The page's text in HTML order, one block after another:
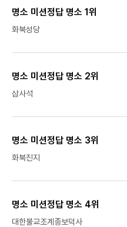
명소 미션정답 명소 1위
화북성당
명소 미션정답 명소 2위
삼사석
명소 미션정답 명소 3위
화북진지
명소 미션정답 명소 4위
대한불교조계종보덕사